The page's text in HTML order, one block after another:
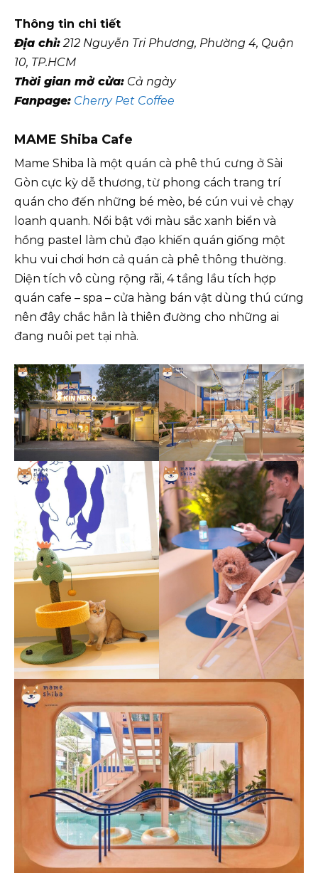
Thông tin chi tiết
Địa chỉ:212 Nguyễn Tri Phương, Phường 4, Quận
10, TP.HCM
Thời gian mở cửa: Cả ngày
Fanpage: Cherry Pet Coffee
MAME Shiba Cafe
Mame Shiba là một quán cà phê thú cưng ở Sài
Gòn cực kỳ dễ thương, từ phong cách trang trí
quán cho đến những bé mèo, bé cún vui vẻ chạy
loanh quanh. Nổi bật với màu sắc xanh biển và
hồng pastel làm chủ đạo khiến quán giống một
khu vui chơi hơn cả quán cà phê thông thường.
Diện tích vô cùng rộng rãi, 4 tầng lầu tích hợp
quán cafe – spa – cửa hàng bán vật dùng thú cứng
nên đây chắc hẳn là thiên đường cho những ai
đang nuôi pet tại nhà.